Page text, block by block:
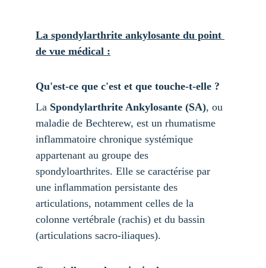
La spondylarthrite ankylosante du point
de vue médical :
Qu'est-ce que c'est et que touche-t-elle ?
La Spondylarthrite Ankylosante (SA), ou
maladie de Bechterew, est un rhumatisme
inflammatoire chronique systémique
appartenant au groupe des
spondyloarthrites. Elle se caractérise par
une inflammation persistante des
articulations, notamment celles de la
colonne vertébrale (rachis) et du bassin
(articulations sacro-iliaques).